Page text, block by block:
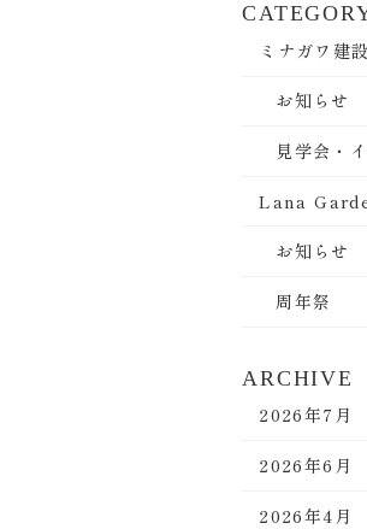
ミナガワ建設
お知らせ
見学会・
Lana
お知らせ
周年祭
ARCHIVE
2026年7月
2026年6月
2026年4月